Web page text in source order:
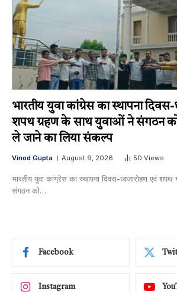
भारतीय युवा कांग्रेस का स्थापना
शपथ ग्रहण के साथ युवाओं ने संगठन
ले जाने का लिया संकल्प
Vinod Gupta August 9, 2026 50 Views
भारतीय युवा कांग्रेस का स्थापना दिवस-ध्वजारोहण एवं
संगठन को…
Facebook
Instagram